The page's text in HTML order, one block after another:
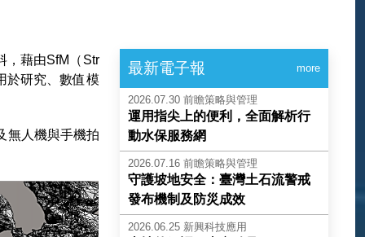
，藉由SfM（Str
於研究、數值模
無人機與手機拍
最新電子報 more
2026.07.30 前瞻策略與管理
運用指尖上的便利，全面解析行
動水保服務網
2026.07.16 前瞻策略與管理
守護坡地安全：臺灣土石流警戒
發布機制及防災成效
2026.06.25 新興科技應用